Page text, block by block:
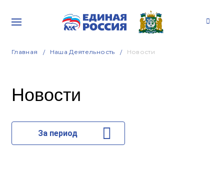
Главная Наша Деятельность Новости
Новости
За период